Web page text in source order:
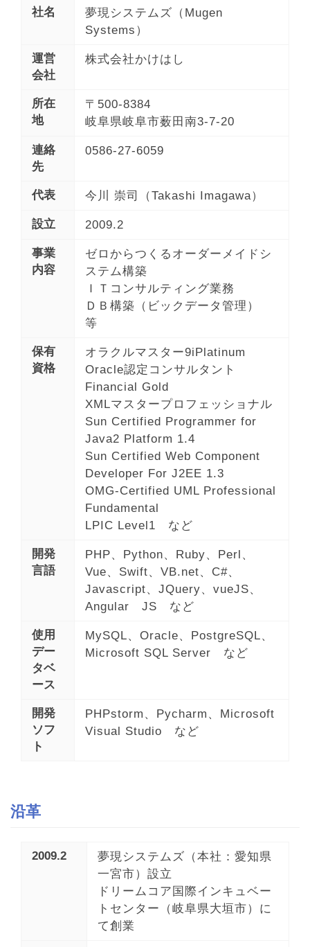
社名
夢現システムズ（Mugen
Systems）
運営
会社
株式会社かけはし
所在
地
〒500-8384
岐阜県岐阜市薮田南3-7-20
連絡
先
0586-27-6059
代表 今川 崇司（Takashi Imagawa）
設立 2009.2
事業
内容
ゼロからつくるオーダーメイドシ
ステム構築
ＩＴコンサルティング業務
ＤＢ構築（ビックデータ管理）
等
保有
資格
オラクルマスター9iPlatinum
Oracle認定コンサルタント
Financial Gold
XMLマスタープロフェッショナル
Sun Certified Programmer for
Java2 Platform 1.4
Sun Certified Web Component
Developer For J2EE 1.3
OMG-Certified UML Professional
Fundamental
LPIC Level1 など
開発
言語
PHP、Python、Ruby、Perl、
Vue、Swift、VB.net、C#、
Javascript、JQuery、vueJS、
Angular JS など
使用
デー
タベ
ース
MySQL、Oracle、PostgreSQL、
Microsoft SQL Server など
開発
ソフ
ト
PHPstorm、Pycharm、Microsoft
Visual Studio など
沿革
2009.2
夢現システムズ（本社：愛知県
一宮市）設立
ドリームコア国際インキュベー
トセンター（岐阜県大垣市）に
て創業